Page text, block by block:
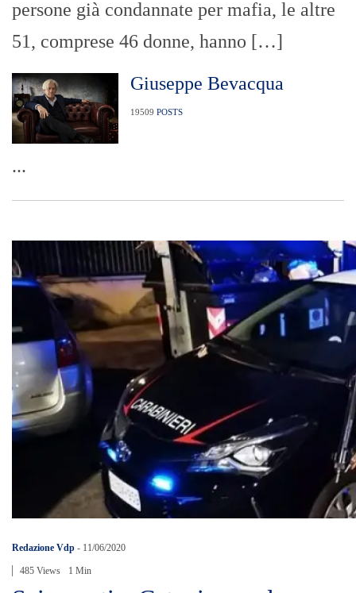
persone già condannate per mafia, le altre
51, comprese 46 donne, hanno […]
Giuseppe Bevacqua
19509 POSTS
...
Redazione Vdp - 11/06/2020
485 Views 1 Min